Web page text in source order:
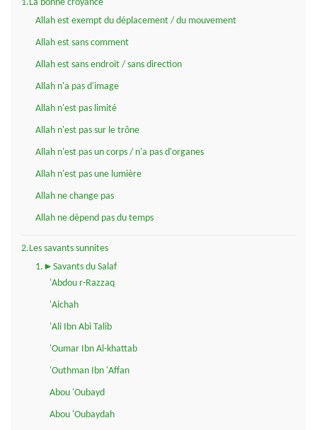
1.La bonne croyance
Allah est exempt du déplacement / du mouvement
Allah est sans comment
Allah est sans endroit / sans direction
Allah n'a pas d'image
Allah n'est pas limité
Allah n'est pas sur le trône
Allah n'est pas un corps / n'a pas d'organes
Allah n'est pas une lumière
Allah ne change pas
Allah ne dépend pas du temps
2.Les savants sunnites
1.►Savants du Salaf
'Abdou r-Razzaq
'Aichah
'Ali Ibn Abi Talib
'Oumar Ibn Al-khattab
'Outhman Ibn 'Affan
Abou 'Oubayd
Abou 'Oubaydah